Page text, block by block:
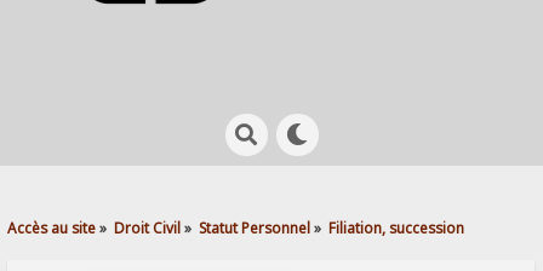
Accès au site» Droit Civil» Statut Personnel» Filiation, succession